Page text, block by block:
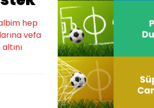
hep
vefa